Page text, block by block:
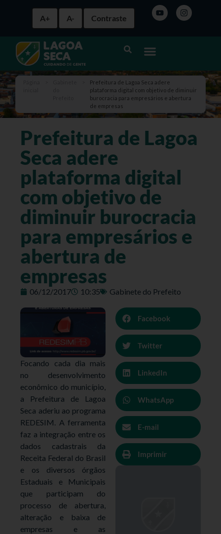
A+ A- Contraste
Prefeitura de Lagoa Seca adere
plataforma digital com objetivo de diminuir
burocracia para empresários e abertura
de empresas
Prefeitura de Lagoa
Seca adere
plataforma digital
com objetivo de
diminuir burocracia
para empresários e
abertura de
empresas
06/12/2017 10:35 Gabinete do Prefeito
Focando cada dia mais
no desenvolvimento
econômico do município,
a Prefeitura de Lagoa
Seca aderiu ao programa
REDESIM. A ferramenta
faz a integração entre os
dados cadastrais da
Receita Federal do Brasil
e os diversos órgãos
Estaduais e Municipais
que participam do
processo de abertura,
alteração e baixa de
empresas e as
Facebook
Twitter
LinkedIn
WhatsApp
E-mail
Imprimir